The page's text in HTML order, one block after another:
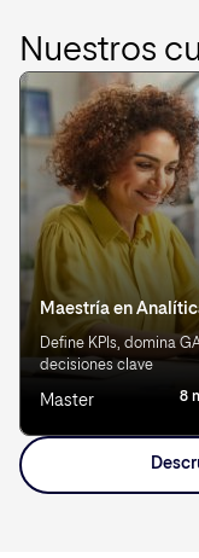
Nuestros
Maestría en
Define KPIs, domina
decisiones clave
Master 8